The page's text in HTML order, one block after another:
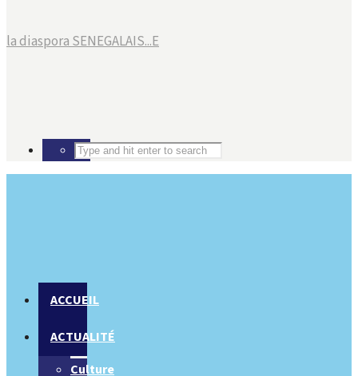
ACCUEIL
ACTUALITÉ
Culture